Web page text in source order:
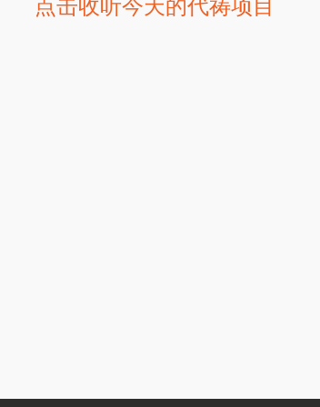
点击收听今天的代祷项目